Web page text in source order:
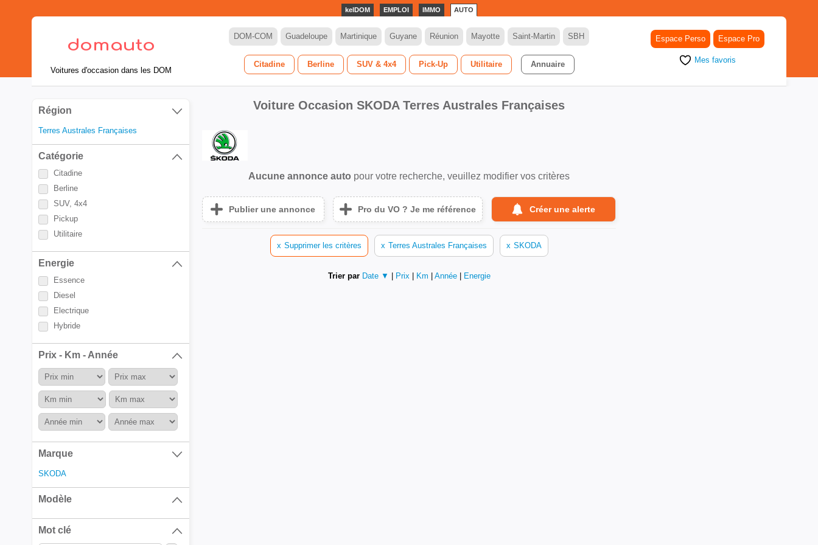
kelDOM EMPLOI IMMO AUTO
Voitures d'occasion dans les DOM
DOM-COM Guadeloupe Martinique Guyane Réunion Mayotte Saint-Martin SBH
Citadine Berline SUV & 4x4 Pick-Up Utilitaire Annuaire
Espace Perso Espace Pro
Mes favoris
Région
Terres Australes Françaises
Catégorie
Citadine
Berline
SUV, 4x4
Pickup
Utilitaire
Energie
Essence
Diesel
Electrique
Hybride
Prix - Km - Année
Marque
SKODA
Modèle
Mot clé
Voiture Occasion SKODA Terres Australes Françaises
Aucune annonce auto pour votre recherche, veuillez modifier vos critères
Publier une annonce Pro du VO ? Je me référence Créer une alerte
x Supprimer les critères x Terres Australes Françaises x SKODA
Trier par Date ▼ Prix Km Année Energie